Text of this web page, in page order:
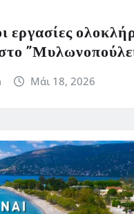
εργασίες
Μάι 18, 2026